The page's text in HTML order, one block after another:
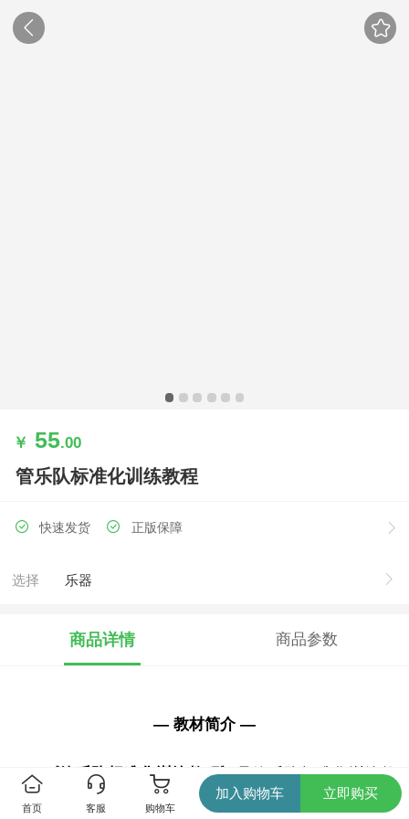
￥ 55.00
管乐队标准化训练教程
快速发货 正版保障
选择 乐器
商品详情 商品参数
— 教材简介 —
《管乐队标准化训练教程》是管乐队标准化训练教
程系列的开山之作，融入了先进教学理念，实现乐队的
首页 客服 购物车
加入购物车 立即购买